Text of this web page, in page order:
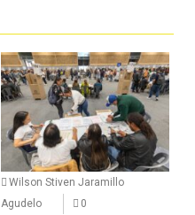
Wilson Stiven Jaramillo
Agudelo
0